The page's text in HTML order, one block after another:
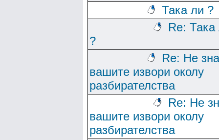
Така ли ?
Re: Така
?
Re: Не
вашите извори околу
разбирателства
Re: Не
вашите извори околу
разбирателства